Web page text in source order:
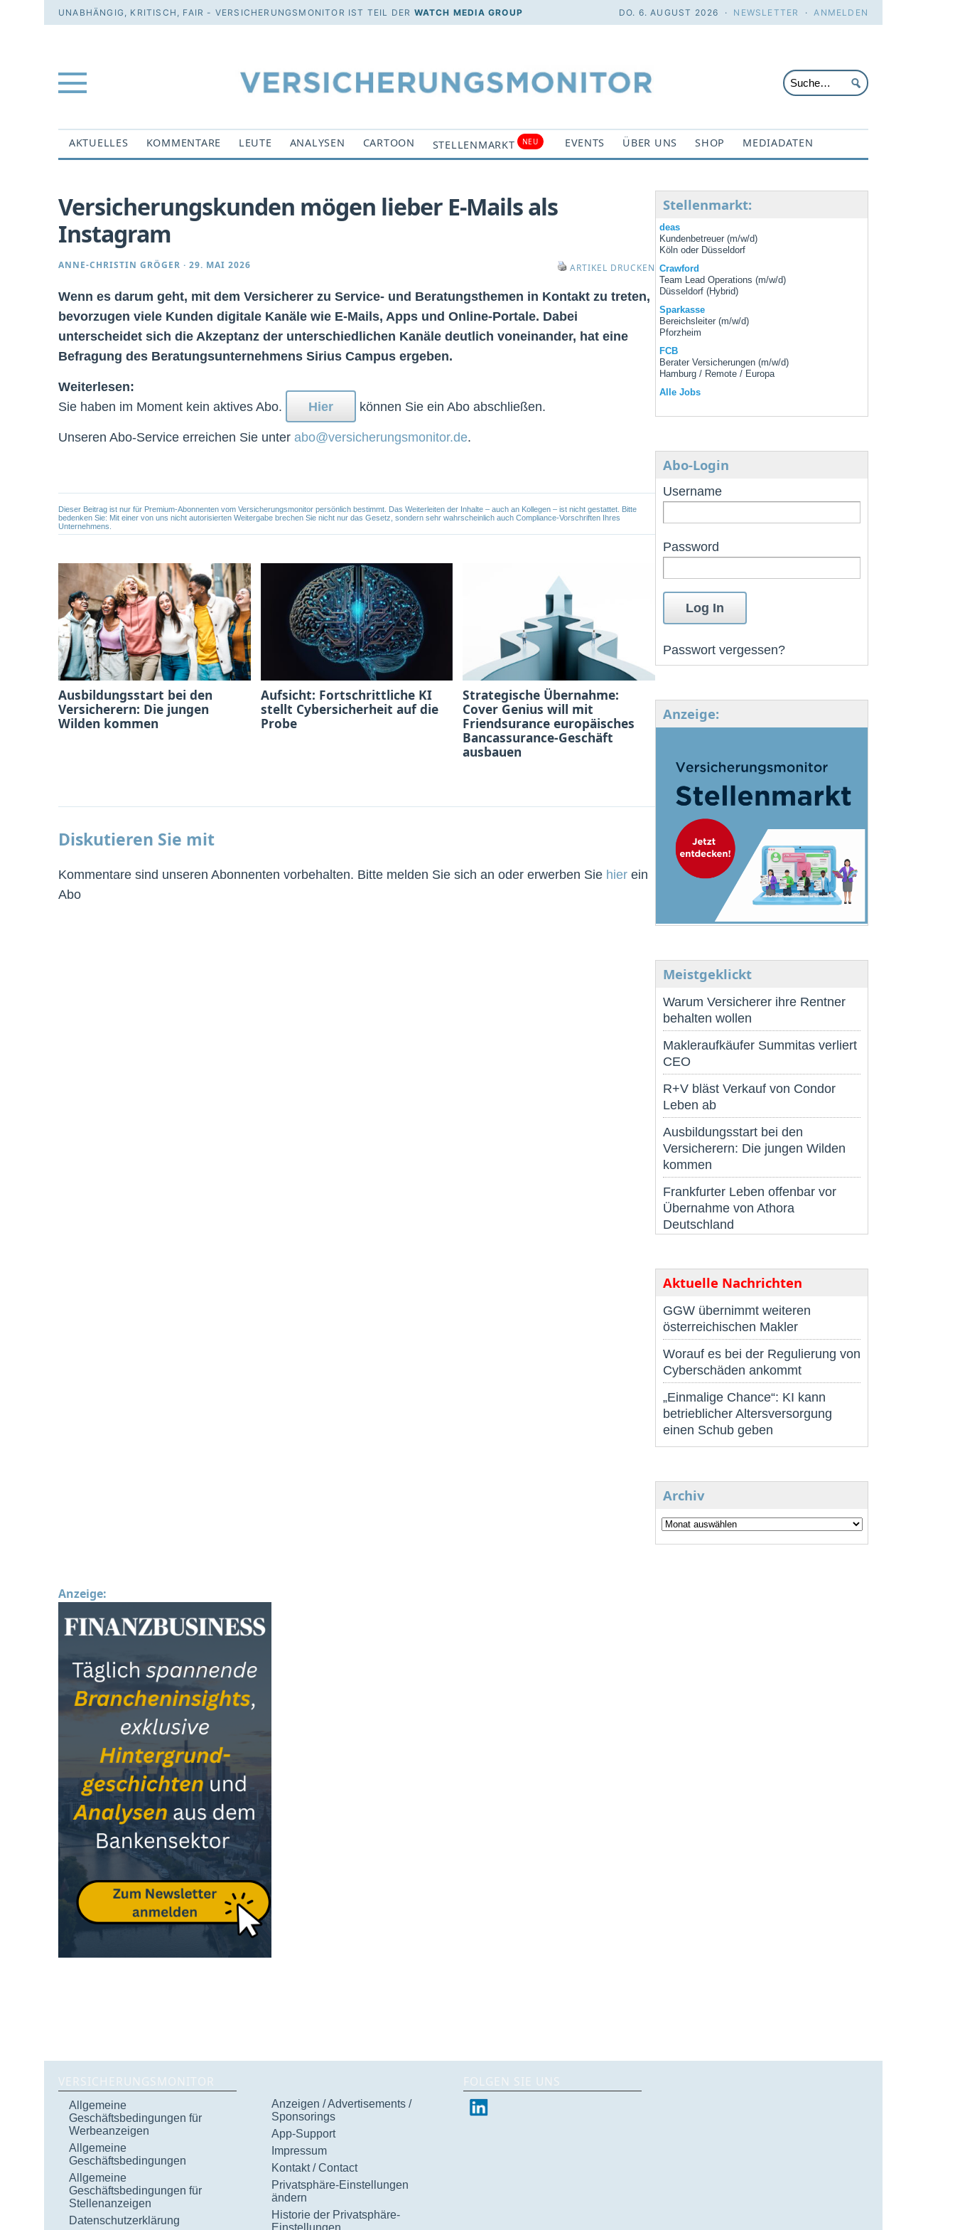
UNABHÄNGIG, KRITISCH, FAIR - VERSICHERUNGSMONITOR IST TEIL DER WATCH MEDIA GROUP DO. 6. AUGUST 2026 · NEWSLETTER ·ANMELDEN
AKTUELLES KOMMENTARE LEUTE ANALYSEN CARTOON STELLENMARKT NEU EVENTS ÜBER UNS SHOP MEDIADATEN
Versicherungskunden mögen lieber E-Mails als
Instagram
ANNE-CHRISTIN GRÖGER · 29. MAI 2026 ARTIKEL DRUCKEN
Wenn es darum geht, mit dem Versicherer zu Service- und Beratungsthemen in Kontakt zu treten,
bevorzugen viele Kunden digitale Kanäle wie E-Mails, Apps und Online-Portale. Dabei
unterscheidet sich die Akzeptanz der unterschiedlichen Kanäle deutlich voneinander, hat eine
Befragung des Beratungsunternehmens Sirius Campus ergeben.
Weiterlesen:
Sie haben im Moment kein aktives Abo.
Hier können Sie ein Abo abschließen.
Unseren Abo-Service erreichen Sie unter abo@versicherungsmonitor.de.
Dieser Beitrag ist nur für Premium-Abonnenten vom Versicherungsmonitor persönlich bestimmt. Das Weiterleiten der Inhalte – auch an Kollegen – ist nicht gestattet. Bitte
bedenken Sie: Mit einer von uns nicht autorisierten Weitergabe brechen Sie nicht nur das Gesetz, sondern sehr wahrscheinlich auch Compliance-Vorschriften Ihres
Unternehmens.
Ausbildungsstart bei den
Versicherern: Die jungen
Wilden kommen
Aufsicht: Fortschrittliche KI
stellt Cybersicherheit auf die
Probe
Strategische Übernahme:
Cover Genius will mit
Friendsurance europäisches
Bancassurance-Geschäft
ausbauen
Diskutieren Sie mit
Kommentare sind unseren Abonnenten vorbehalten. Bitte melden Sie sich an oder erwerben Sie hier ein
Abo
Stellenmarkt:
deas
Kundenbetreuer (m/w/d)
Köln oder Düsseldorf
Crawford
Team Lead Operations (m/w/d)
Düsseldorf (Hybrid)
Sparkasse
Bereichsleiter (m/w/d)
Pforzheim
FCB
Berater Versicherungen (m/w/d)
Hamburg / Remote / Europa
Alle Jobs
Abo-Login
Username
Password
Passwort vergessen?
Anzeige:
Meistgeklickt
Warum Versicherer ihre Rentner
behalten wollen
Makleraufkäufer Summitas verliert
CEO
R+V bläst Verkauf von Condor
Leben ab
Ausbildungsstart bei den
Versicherern: Die jungen Wilden
kommen
Frankfurter Leben offenbar vor
Übernahme von Athora
Deutschland
Aktuelle Nachrichten
GGW übernimmt weiteren
österreichischen Makler
Worauf es bei der Regulierung von
Cyberschäden ankommt
„Einmalige Chance“: KI kann
betrieblicher Altersversorgung
einen Schub geben
Archiv
Anzeige:
VERSICHERUNGSMONITOR
Allgemeine
Geschäftsbedingungen für
Werbeanzeigen
Allgemeine
Geschäftsbedingungen
Allgemeine
Geschäftsbedingungen für
Stellenanzeigen
Datenschutzerklärung
Anzeigen / Advertisements /
Sponsorings
App-Support
Impressum
Kontakt / Contact
Privatsphäre-Einstellungen
ändern
Historie der Privatsphäre-
Einstellungen
FOLGEN SIE UNS